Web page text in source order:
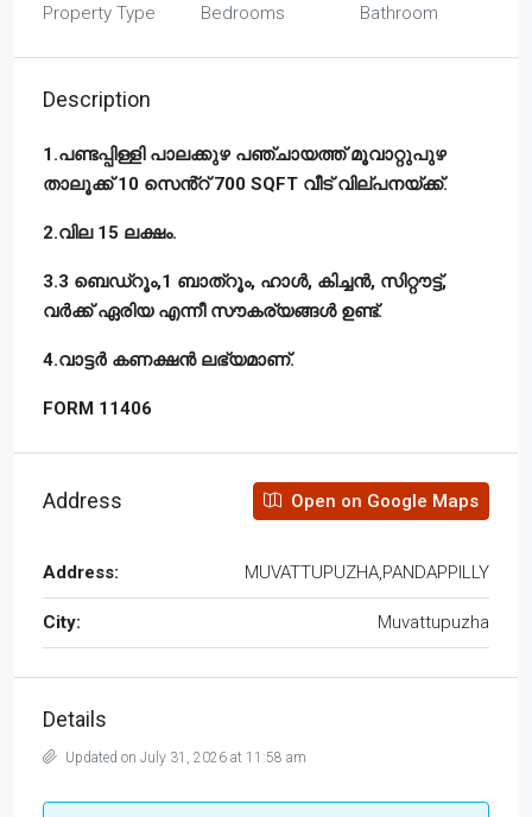
Property Type
Bedrooms
Bathroom
Description
1.പണ്ടപ്പിള്ളി പാലക്കുഴ പഞ്ചായത്ത് മൂവാറ്റുപുഴ
താലൂക്ക് 10 സെൻ്റ് 700 SQFT വീട് വില്പനയ്ക്ക്.
2.വില 15 ലക്ഷം.
3.3 ബെഡ്റൂം,1 ബാത്റൂം, ഹാൾ, കിച്ചൻ, സിറ്റൗട്ട്,
വർക്ക് ഏരിയ എന്നീ സൗകര്യങ്ങൾ ഉണ്ട്.
4.വാട്ടർ കണക്ഷൻ ലഭ്യമാണ്.
FORM 11406
Address Open on Google Maps
Address: MUVATTUPUZHA,PANDAPPILLY
City: Muvattupuzha
Details
Updated on July 31, 2026 at 11:58 am